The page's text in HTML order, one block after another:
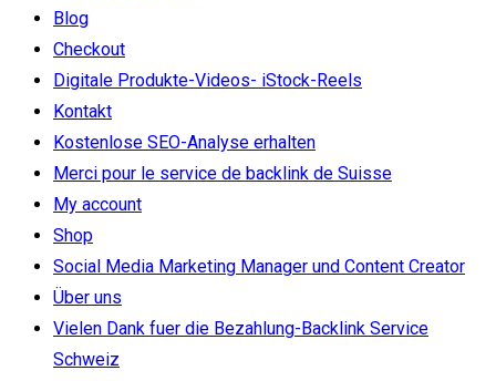
Blog
Checkout
Digitale Produkte-Videos- iStock-Reels
Kontakt
Kostenlose SEO-Analyse erhalten
Merci pour le service de backlink de Suisse
My account
Shop
Social Media Marketing Manager und Content Creator
Über uns
Vielen Dank fuer die Bezahlung-Backlink Service
Schweiz